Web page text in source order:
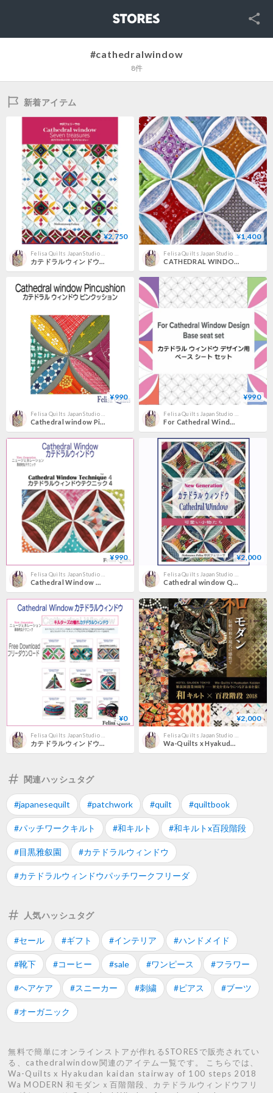
SNS
#cathedralwindow
8件
新着アイテム
¥2,750
カテドラルウィンドウキルト｜Cathedral Window quilt pattern book 「難しそう」が、「私にもできた！」に変わる一冊。
¥1,400
CATHEDRAL WINDOW QUILT カテドラル ウィンドウキルト1から５のメソッド。“Charming Echo”（Online） 「キュートな響き」pdf.
¥990
Cathedral window Pincushion カテドラルウィンドウピンクッション
¥990
For Cathedral Window Design Base seat set.カテドラル ウィンドウ デザイン用 ベース シート セット
¥990
Felisa Quilts Japan Studio キルトショップ
Cathedral Window Oval Technique 4 カテドラルウィンドウオーバルテクニック4
¥2,000
Felisa Quilts Japan Studio キルトショップ
Cathedral window Quilt bookカテドラルウィンドウキルト本
¥0 ¥2,000
関連ハッシュタグ
#japanesequilt #patchwork #quilt #quiltbook
#パッチワークキルト #和キルト #和キルトx百段階段
#目黒雅叙園 #カテドラルウィンドウ
#カテドラルウィンドウパッチワークフリーダ
人気ハッシュタグ
#セール #ギフト #インテリア #ハンドメイド
#靴下 #コーヒー #sale #ワンピース #フラワー
#ヘアケア #スニーカー #刺繍 #ピアス #ブーツ
#オーガニック
無料で簡単にオンラインストアが作れるSTORESで販売されてい
る、cathedralwindow関連のアイテム一覧です。 こちらでは、
Wa-Quilts x Hyakudan kaidan stairway of 100 steps 2018
Wa MODERN 和モダンｘ百階階段、カテドラルウィンドウフリ